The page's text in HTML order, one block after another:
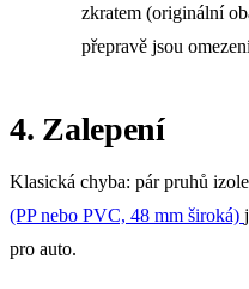
zkratem (originální
přepravě jsou
4. Zalepení
Klasická chyba: pár pruhů
(PP nebo PVC, 48 mm široká)
pro auto.